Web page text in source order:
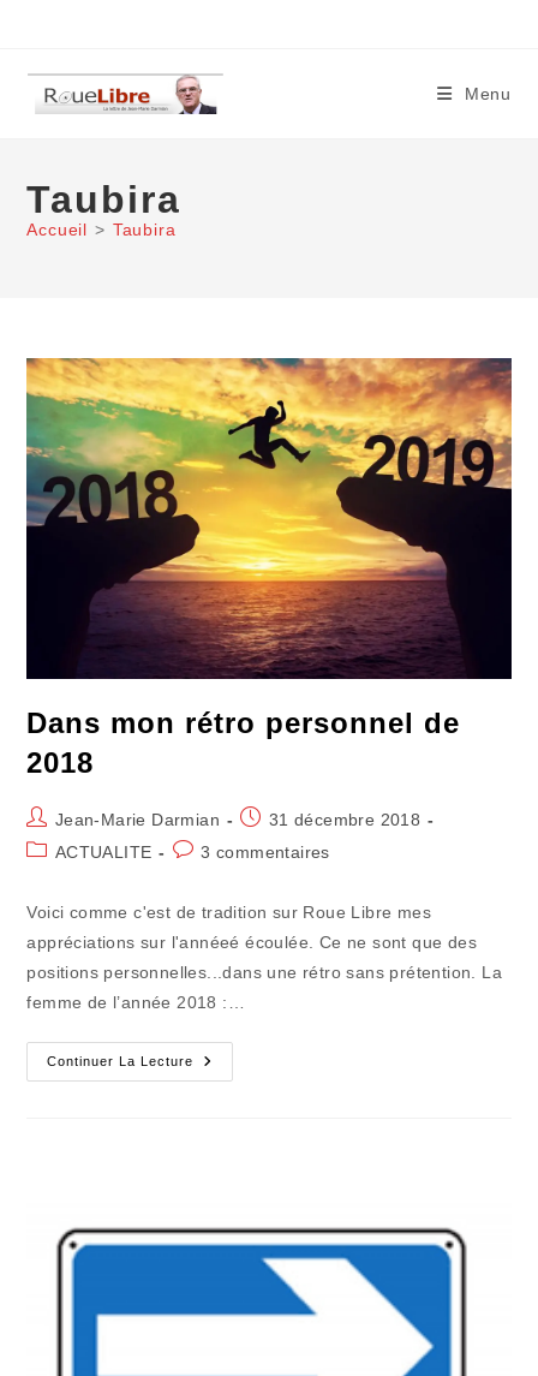
content
Menu
Taubira
Accueil > Taubira
Dans mon rétro personnel de
2018
Auteur/autrice
de
Jean-Marie Darmian
Publication
publiée :
31 décembre 2018
PostACTUALITE
Commentaires
3 commentaires
Voici comme c'est de tradition sur Roue Libre mes
appréciations sur l'annéeé écoulée. Ce ne sont que des
positions personnelles...dans une rétro sans prétention. La
femme de l’année 2018 :…
Continuer La Lecture
Dans
Mon